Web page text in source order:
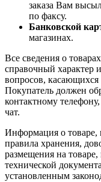
заказа Вам
по факсу.
Банковской
магазинах.
Все сведения о
справочный характер
вопросов, касающихся
Покупатель должен
контактному
чат.
Информация о товаре,
правила хранения,
размещения на товаре,
технической
установленным